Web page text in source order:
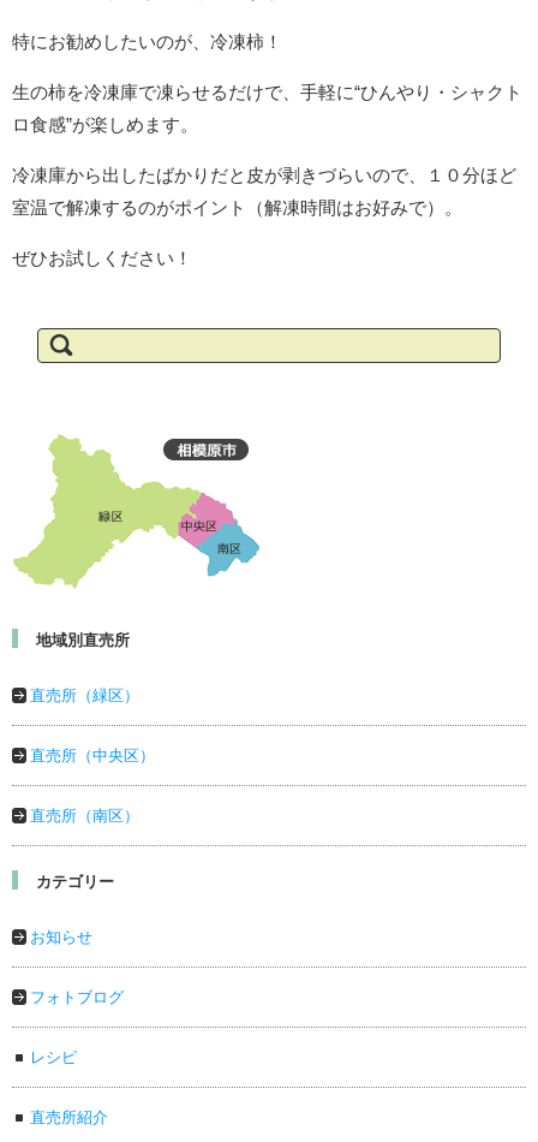
特にお勧めしたいのが、冷凍柿！
生の柿を冷凍庫で凍らせるだけで、手軽に“ひんやり・シャクト
ロ食感”が楽しめます。
冷凍庫から出したばかりだと皮が剥きづらいので、１０分ほど
室温で解凍するのがポイント（解凍時間はお好みで）。
ぜひお試しください！
索:
地域別直売所
直売所（緑区）
直売所（中央区）
直売所（南区）
カテゴリー
お知らせ
フォトブログ
レシピ
直売所紹介